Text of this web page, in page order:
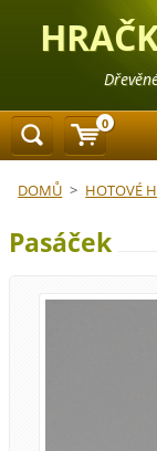
DOMŮ > HOTOVÉ
Pasáček
0